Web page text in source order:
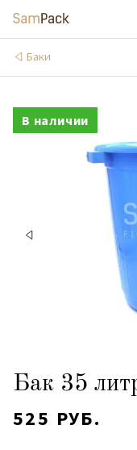
Баки
В наличии
Бак 35
525 РУБ.